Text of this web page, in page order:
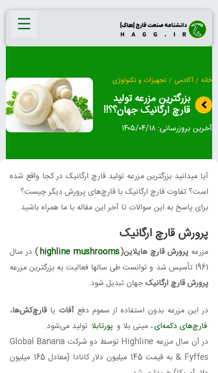
Skip
content
خانه / آکادمی / تجهیزات و تکنولوژی
بزرگترین مزرعه تولید
قارچ ارگانیک جهان؟؟!!
آخرین بروزرسانی:۱۴۰۵/۰۴/۱۸
آیا میدانید بزرگترین مزرعه تولید قارچ ارگانیک در کجا واقع شده
است؟ تفاوت قارچ ارگانیک با قارچ‌های پرورش دیگر چیست؟
برای پاسخ به این سوالات تا آخر این مقاله با ما همراه باشید.
پرورش قارچ ارگانیک
مزرعه پرورش قارچ هایلاین(highline mushrooms
) در سال
1961 تأسیس شد و توانست طی سالها فعالیت به بزرگترین مزرعه
پرورش قارچارگانیکجهان تبدیل شود.
در این مزرعه بدون استفاده از سموم دفعآفات یا قارچ‌کش‌ها،
قارچ‌های دکمه‌ای، مینی بلا و پورتابلا تولید می‌شود.
در آن سال مزرعه Highline توسط دو شرکت Global Banana
& Fyffes به قیمت 145 میلیون دلار کانادا (معادل 165 میلیون